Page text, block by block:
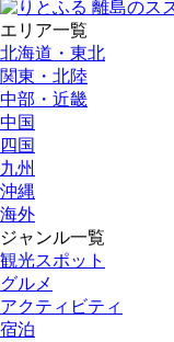
エリア一覧
北海道・東北
関東・北陸
中部・近畿
中国
四国
九州
沖縄
海外
ジャンル一覧
観光スポット
グルメ
アクティビティ
宿泊